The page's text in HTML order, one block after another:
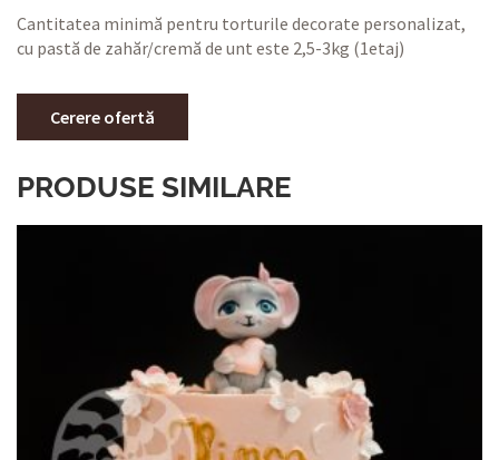
Cantitatea minimă pentru torturile decorate personalizat,
cu pastă de zahăr/cremă de unt este 2,5-3kg (1etaj)
Cerere ofertă
PRODUSE SIMILARE